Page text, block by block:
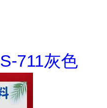
711灰色